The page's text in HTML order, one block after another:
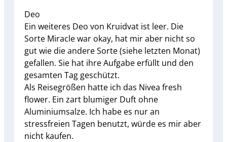
Deo
Ein weiteres Deo von Kruidvat ist leer. Die
Sorte Miracle war okay, hat mir aber nicht so
gut wie die andere Sorte (siehe letzten Monat)
gefallen. Sie hat ihre Aufgabe erfüllt und den
gesamten Tag geschützt.
Als Reisegrößen hatte ich das Nivea fresh
flower. Ein zart blumiger Duft ohne
Aluminiumsalze. Ich habe es nur an
stressfreien Tagen benutzt, würde es mir aber
nicht kaufen.